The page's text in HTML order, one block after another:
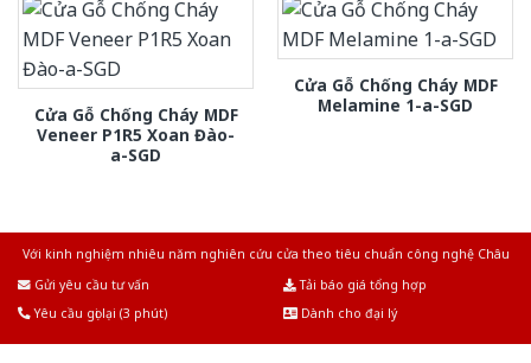
Cửa Gỗ Chống Cháy MDF
Veneer P1R5 Xoan Đào-
a-SGD
Cửa Gỗ Chống Cháy MDF
Melamine 1-a-SGD
Với kinh nghiệm nhiêu năm nghiên cứu cửa theo tiêu chuẩn công nghệ Châu
Gửi yêu cầu tư vấn
Tải báo giá tổng hợp
Yêu cầu gọi lại (3 phút)
Dành cho đại lý